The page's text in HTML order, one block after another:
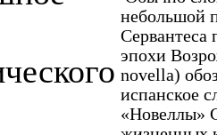
небольшой
Сервантеса
эпохи
novella)
испанское
«Новеллы»